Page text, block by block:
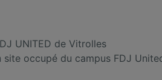
UNITED de Vitrolles
site occupé du campus FDJ